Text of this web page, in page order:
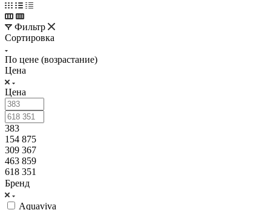
Фильтр
Сортировка
По цене (возрастание)
Цена
Цена
383
154 875
309 367
463 859
618 351
Бренд
Aquaviva